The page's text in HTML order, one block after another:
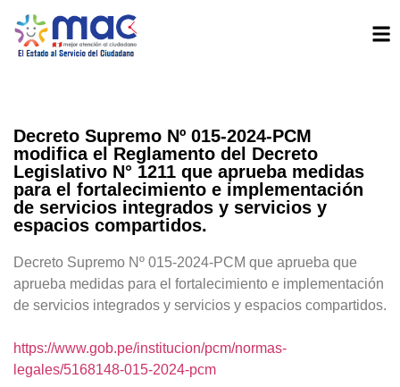
Decreto Supremo Nº 015-2024-PCM
modifica el Reglamento del Decreto
Legislativo N° 1211 que aprueba medidas
para el fortalecimiento e implementación
de servicios integrados y servicios y
espacios compartidos.
Decreto Supremo Nº 015-2024-PCM que aprueba que
aprueba medidas para el fortalecimiento e implementación
de servicios integrados y servicios y espacios compartidos.
https://www.gob.pe/institucion/pcm/normas-
legales/5168148-015-2024-pcm